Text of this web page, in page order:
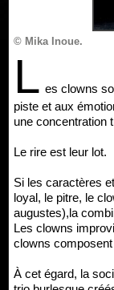
© Mika Inoue.
L es clowns
piste et aux
une concentration
Le rire est leur lot.
Si les caractères
loyal, le pitre, le
augustes),la
Les clowns
clowns
À cet égard, la